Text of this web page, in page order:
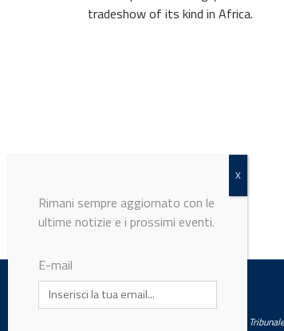
tradeshow of its kind in Africa.
© Riproduzione riservata
LabWorld
Testata giornalistica registrata presso il